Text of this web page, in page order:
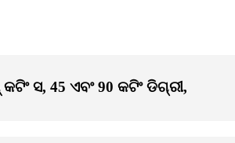
ସ, 45 ଏବଂ 90 କଟିଂ ଡିଗ୍ରୀ,